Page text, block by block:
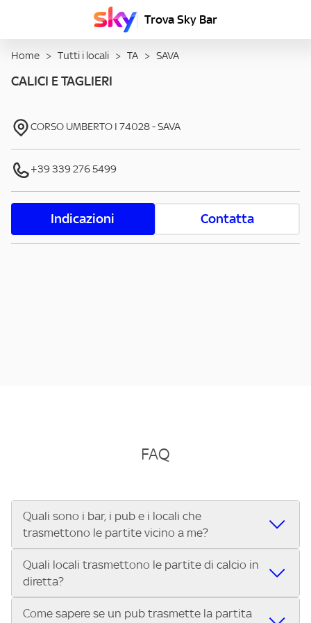
Trova Sky Bar
Home > Tutti i locali > TA > SAVA
CALICI E TAGLIERI
CORSO UMBERTO I 74028-SAVA
+39 339 276 5499
Indicazioni Contatta
FAQ
Quali sono i bar, i pub e i locali che
trasmettono le partite vicino a me?
Se cerchi un bar, pub, ristorante o locale vicino a te per
vedere le partite di Serie A ENILIVE, la Serie C Sky Wifi, la
UEFA Champions League, la UEFA Europa League, la UEFA
Conference League, il Tennis, la Formula 1®, la MotoGP™ e
Quali locali trasmettono le partite di calcio in
diretta?
Vuoi sapere quali bar, pub o ristoranti mostrano le partite
Come sapere se un pub trasmette la partita